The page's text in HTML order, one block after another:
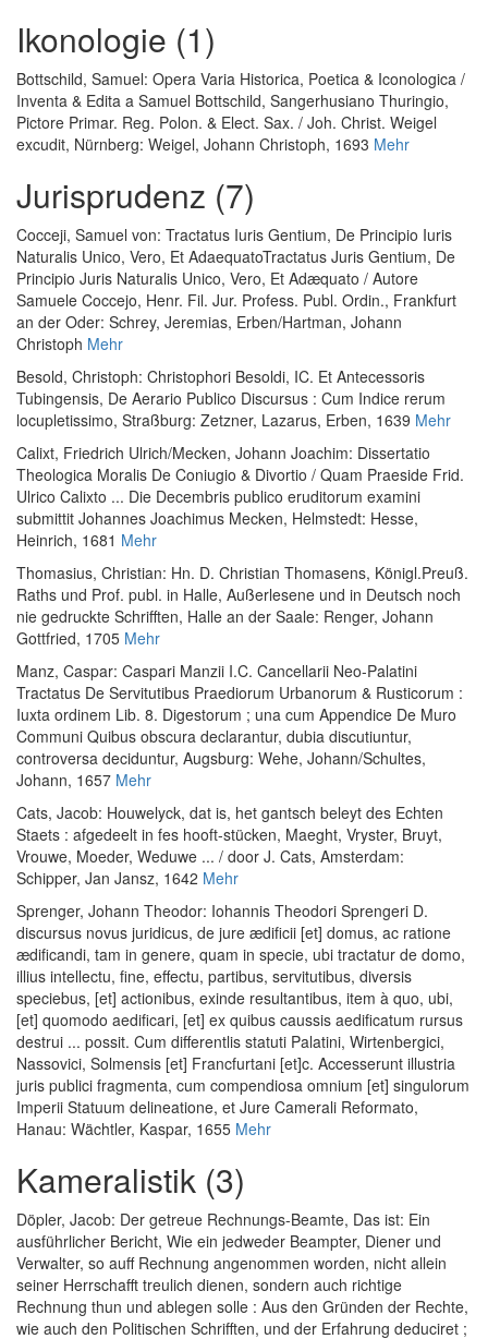
Ikonologie (1)
Bottschild, Samuel: Opera Varia Historica, Poetica & Iconologica /
Inventa & Edita a Samuel Bottschild, Sangerhusiano Thuringio,
Pictore Primar. Reg. Polon. & Elect. Sax. / Joh. Christ. Weigel
excudit, Nürnberg: Weigel, Johann Christoph, 1693 Mehr
Jurisprudenz (7)
Cocceji, Samuel von: Tractatus Iuris Gentium, De Principio Iuris
Naturalis Unico, Vero, Et AdaequatoTractatus Juris Gentium, De
Principio Juris Naturalis Unico, Vero, Et Adæquato / Autore
Samuele Coccejo, Henr. Fil. Jur. Profess. Publ. Ordin., Frankfurt
an der Oder: Schrey, Jeremias, Erben/Hartman, Johann
Christoph Mehr
Besold, Christoph: Christophori Besoldi, IC. Et Antecessoris
Tubingensis, De Aerario Publico Discursus : Cum Indice rerum
locupletissimo, Straßburg: Zetzner, Lazarus, Erben, 1639 Mehr
Calixt, Friedrich Ulrich/Mecken, Johann Joachim: Dissertatio
Theologica Moralis De Coniugio & Divortio / Quam Praeside Frid.
Ulrico Calixto ... Die Decembris publico eruditorum examini
submittit Johannes Joachimus Mecken, Helmstedt: Hesse,
Heinrich, 1681 Mehr
Thomasius, Christian: Hn. D. Christian Thomasens, Königl.Preuß.
Raths und Prof. publ. in Halle, Außerlesene und in Deutsch noch
nie gedruckte Schrifften, Halle an der Saale: Renger, Johann
Gottfried, 1705 Mehr
Manz, Caspar: Caspari Manzii I.C. Cancellarii Neo-Palatini
Tractatus De Servitutibus Praediorum Urbanorum & Rusticorum :
Iuxta ordinem Lib. 8. Digestorum ; una cum Appendice De Muro
Communi Quibus obscura declarantur, dubia discutiuntur,
controversa deciduntur, Augsburg: Wehe, Johann/Schultes,
Johann, 1657 Mehr
Cats, Jacob: Houwelyck, dat is, het gantsch beleyt des Echten
Staets : afgedeelt in fes hooft-stücken, Maeght, Vryster, Bruyt,
Vrouwe, Moeder, Weduwe ... / door J. Cats, Amsterdam:
Schipper, Jan Jansz, 1642 Mehr
Sprenger, Johann Theodor: Iohannis Theodori Sprengeri D.
discursus novus juridicus, de jure ædificii [et] domus, ac ratione
ædificandi, tam in genere, quam in specie, ubi tractatur de domo,
illius intellectu, fine, effectu, partibus, servitutibus, diversis
speciebus, [et] actionibus, exinde resultantibus, item à quo, ubi,
[et] quomodo aedificari, [et] ex quibus caussis aedificatum rursus
destrui ... possit. Cum differentlis statuti Palatini, Wirtenbergici,
Nassovici, Solmensis [et] Francfurtani [et]c. Accesserunt illustria
juris publici fragmenta, cum compendiosa omnium [et] singulorum
Imperii Statuum delineatione, et Jure Camerali Reformato,
Hanau: Wächtler, Kaspar, 1655 Mehr
Kameralistik (3)
Döpler, Jacob: Der getreue Rechnungs-Beamte, Das ist: Ein
ausführlicher Bericht, Wie ein jedweder Beampter, Diener und
Verwalter, so auff Rechnung angenommen worden, nicht allein
seiner Herrschafft treulich dienen, sondern auch richtige
Rechnung thun und ablegen solle : Aus den Gründen der Rechte,
wie auch den Politischen Schrifften, und der Erfahrung deduciret ;